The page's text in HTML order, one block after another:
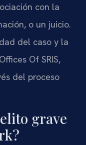
con la
o un juicio.
del caso y la
Of SRIS,
del proceso
grave